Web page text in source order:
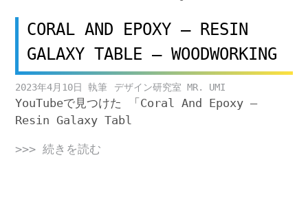
CORAL AND EPOXY – RESIN
GALAXY TABLE – WOODWORKING
2023年4月10日 デザイン研究室 MR. UMI
YouTubeで見つけた 「Coral And Epoxy –
Resin Galaxy Tabl
>>> 続きを読む